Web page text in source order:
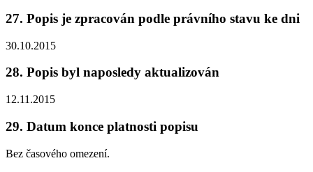
27. Popis je zpracován podle právního stavu ke dni
30.10.2015
28. Popis byl naposledy aktualizován
12.11.2015
29. Datum konce platnosti popisu
Bez časového omezení.